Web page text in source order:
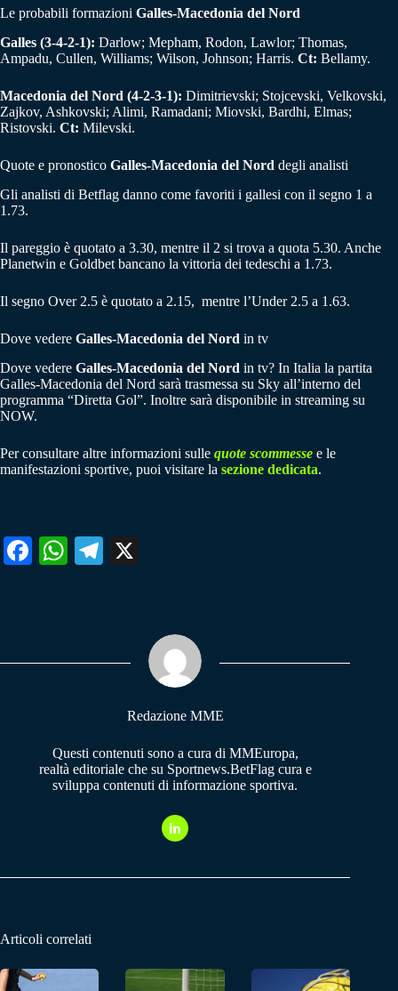
Le probabili formazioni Galles-Macedonia del Nord
Galles (3-4-2-1): Darlow; Mepham, Rodon, Lawlor; Thomas,
Ampadu, Cullen, Williams; Wilson, Johnson; Harris. Ct: Bellamy.
Macedonia del Nord (4-2-3-1): Dimitrievski; Stojcevski, Velkovski,
Zajkov, Ashkovski; Alimi, Ramadani; Miovski, Bardhi, Elmas;
Ristovski. Ct: Milevski.
Quote e pronostico Galles-Macedonia del Nord degli analisti
Gli analisti di Betflag danno come favoriti i gallesi con il segno 1 a
1.73.
Il pareggio è quotato a 3.30, mentre il 2 si trova a quota 5.30. Anche
Planetwin e Goldbet bancano la vittoria dei tedeschi a 1.73.
Il segno Over 2.5 è quotato a 2.15, mentre l’Under 2.5 a 1.63.
Dove vedere Galles-Macedonia del Nord in tv
Dove vedere Galles-Macedonia del Nord in tv? In Italia la partita
Galles-Macedonia del Nord sarà trasmessa su Sky all’interno del
programma “Diretta Gol”. Inoltre sarà disponibile in streaming su
NOW.
Per consultare altre informazioni sulle quote scommesse e le
manifestazioni sportive, puoi visitare la sezione dedicata.
Fa W
pp
Te
m
Redazione MME
Questi contenuti sono a cura di MMEuropa,
realtà editoriale che su Sportnews.BetFlag cura e
sviluppa contenuti di informazione sportiva.
Articoli correlati